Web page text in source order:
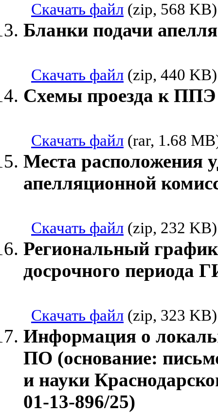
Скачать файл (zip, 568 KB)
Бланки подачи
Скачать файл (zip, 440 KB)
Схемы проезда к ППЭ
Скачать файл (rar, 1.68
Места расположения
апелляционной
Скачать файл (zip, 232 KB)
Региональный
досрочного периода
Скачать файл (zip, 323 KB)
Информация о
ПО (основание:
и науки
01-13-896/25)